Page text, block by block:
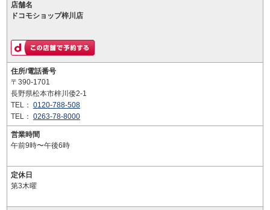
店舗名
ドコモショップ梓川店
住所/電話番号
〒390-1701
長野県松本市梓川倭2-1
TEL： 0120-788-508
TEL： 0263-78-8000
営業時間
午前9時〜午後6時
定休日
第3木曜